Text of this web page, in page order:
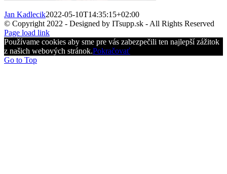
Jan Kadlecik2022-05-10T14:35:15+02:00
© Copyright 2022 - Designed by ITsupp.sk - All Rights Reserved
Page load link
Používame cookies aby sme pre vás zabezpečili ten najlepší zážitok
z našich webových stránok.Pokračovať
Go to Top